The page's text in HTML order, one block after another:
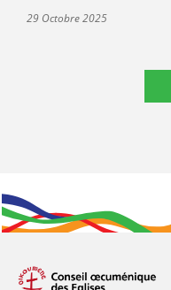
29 Octobre 2025